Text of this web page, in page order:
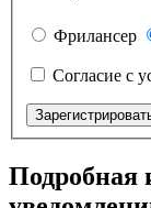
Фрилансер
Согласие с
Подробная